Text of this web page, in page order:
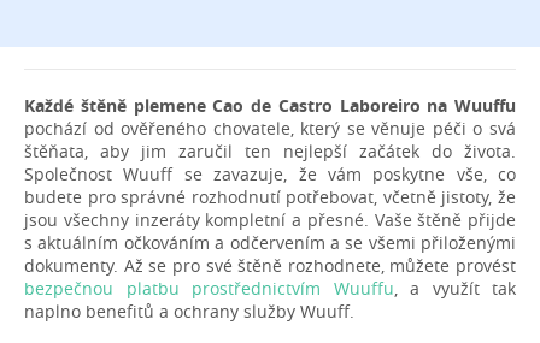
Každé štěně plemene Cao de Castro Laboreiro na Wuuffu
pochází od ověřeného chovatele, který se věnuje péči o svá
štěňata, aby jim zaručil ten nejlepší začátek do života.
Společnost Wuuff se zavazuje, že vám poskytne vše, co
budete pro správné rozhodnutí potřebovat, včetně jistoty, že
jsou všechny inzeráty kompletní a přesné. Vaše štěně přijde
s aktuálním očkováním a odčervením a se všemi přiloženými
dokumenty. Až se pro své štěně rozhodnete, můžete provést
bezpečnou platbu prostřednictvím Wuuffu , a využít tak
naplno benefitů a ochrany služby Wuuff.